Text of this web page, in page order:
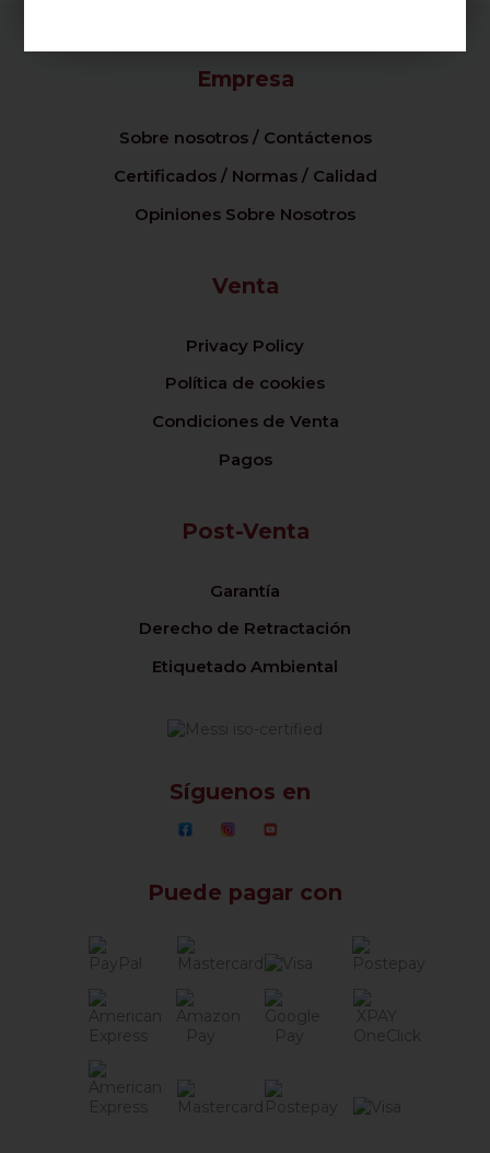
Empresa
Sobre nosotros / Contáctenos
Certificados / Normas / Calidad
Opiniones Sobre Nosotros
Venta
Privacy Policy
Política de cookies
Condiciones de Venta
Pagos
Post-Venta
Garantía
Derecho de Retractación
Etiquetado Ambiental
Síguenos en
Puede pagar con